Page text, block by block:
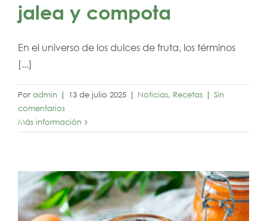
jalea y compota
En el universo de los dulces de fruta, los términos
[...]
Por admin | 13 de julio 2025 | Noticias, Recetas | Sin
comentarios
Más información